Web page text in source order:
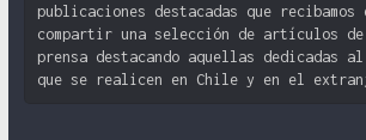
publicaciones destacadas que recibamos
compartir una selección de artículos de
prensa destacando aquellas dedicadas
que se realicen en Chile y en el